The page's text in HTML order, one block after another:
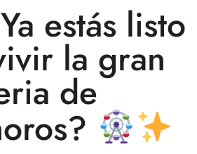
estás listo
la gran
de